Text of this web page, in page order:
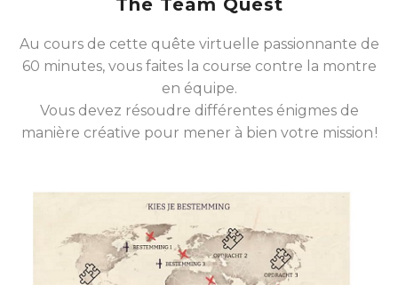
The Team Quest
Au cours de cette quête virtuelle passionnante de
60 minutes, vous faites la course contre la montre
en équipe.
Vous devez résoudre différentes énigmes de
manière créative pour mener à bien votre mission !